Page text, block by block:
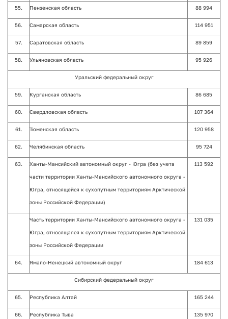
55. Пензенская область 88 994
56. Самарская область 114 951
57. Саратовская область 89 859
58. Ульяновская область 95 926
Уральский федеральный округ
59. Курганская область 86 685
60. Свердловская область 107 364
61. Тюменская область 120 958
62. Челябинская область 95 724
63. Ханты-Мансийский автономный округ - Югра (без учета
части территории Ханты-Мансийского автономного округа -
Югра, относящейся к сухопутным территориям Арктической
зоны Российской Федерации)
113 592
Часть территории Ханты-Мансийского автономного округа -
Югра, относящаяся к сухопутным территориям Арктической
зоны Российской Федерации
131 035
64. Ямало-Ненецкий автономный округ 184 613
Сибирский федеральный округ
65. Республика Алтай 165 244
66. Республика Тыва 135 970